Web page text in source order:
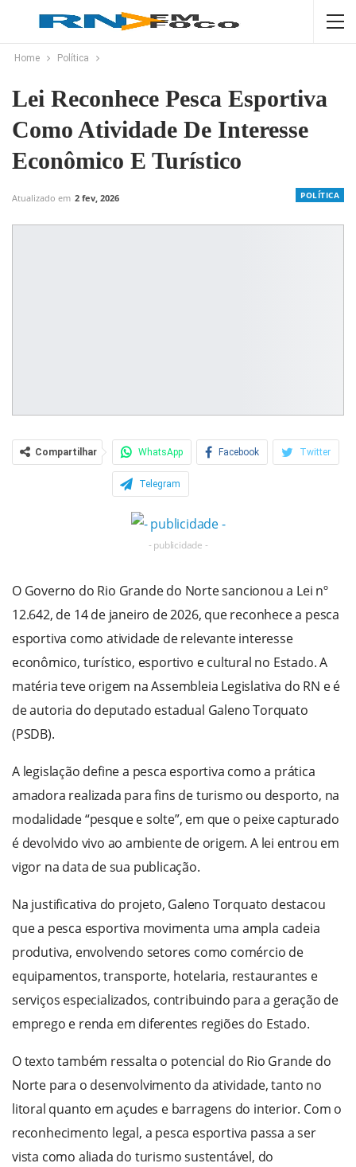
Home Política
Lei Reconhece Pesca Esportiva
Como Atividade De Interesse
Econômico E Turístico
POLÍTICA
Atualizado em 2 fev, 2026
Compartilhar WhatsApp Facebook Twitter
Telegram
- publicidade -
O Governo do Rio Grande do Norte sancionou a Lei nº
12.642, de 14 de janeiro de 2026, que reconhece a pesca
esportiva como atividade de relevante interesse
econômico, turístico, esportivo e cultural no Estado. A
matéria teve origem na Assembleia Legislativa do RN e é
de autoria do deputado estadual Galeno Torquato
(PSDB).
A legislação define a pesca esportiva como a prática
amadora realizada para fins de turismo ou desporto, na
modalidade “pesque e solte”, em que o peixe capturado
é devolvido vivo ao ambiente de origem. A lei entrou em
vigor na data de sua publicação.
Na justificativa do projeto, Galeno Torquato destacou
que a pesca esportiva movimenta uma ampla cadeia
produtiva, envolvendo setores como comércio de
equipamentos, transporte, hotelaria, restaurantes e
serviços especializados, contribuindo para a geração de
emprego e renda em diferentes regiões do Estado.
O texto também ressalta o potencial do Rio Grande do
Norte para o desenvolvimento da atividade, tanto no
litoral quanto em açudes e barragens do interior. Com o
reconhecimento legal, a pesca esportiva passa a ser
vista como aliada do turismo sustentável, do